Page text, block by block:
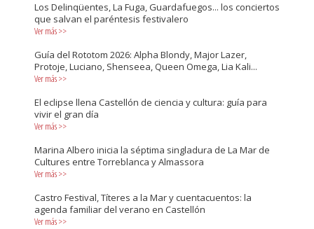
Los Delinqüentes, La Fuga, Guardafuegos... los conciertos
que salvan el paréntesis festivalero
Ver más>>
Guía del Rototom 2026: Alpha Blondy, Major Lazer,
Protoje, Luciano, Shenseea, Queen Omega, Lia Kali...
Ver más>>
El eclipse llena Castellón de ciencia y cultura: guía para
vivir el gran día
Ver más>>
Marina Albero inicia la séptima singladura de La Mar de
Cultures entre Torreblanca y Almassora
Ver más>>
Castro Festival, Títeres a la Mar y cuentacuentos: la
agenda familiar del verano en Castellón
Ver más>>